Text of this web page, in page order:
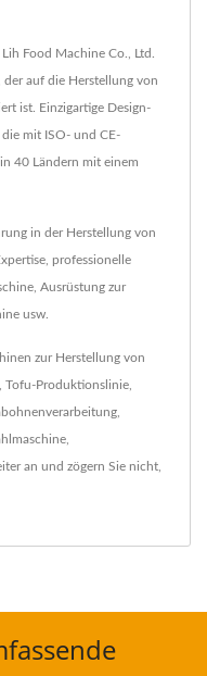
Food Machine Co., Ltd.
auf die Herstellung von
ist. Einzigartige Design-
mit ISO- und CE-
40 Ländern mit einem
in der Herstellung von
professionelle
Ausrüstung zur
usw.
zur Herstellung von
Tofu-Produktionslinie
an und zögern Sie nicht,